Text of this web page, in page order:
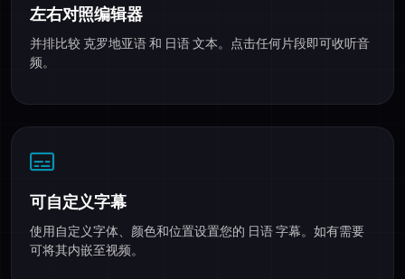
左右对照编辑器
并排比较 克罗地亚语 和 日语 文本。点击任何片段即可收听音
频。
可自定义字幕
使用自定义字体、颜色和位置设置您的 日语 字幕。如有需要
可将其内嵌至视频。